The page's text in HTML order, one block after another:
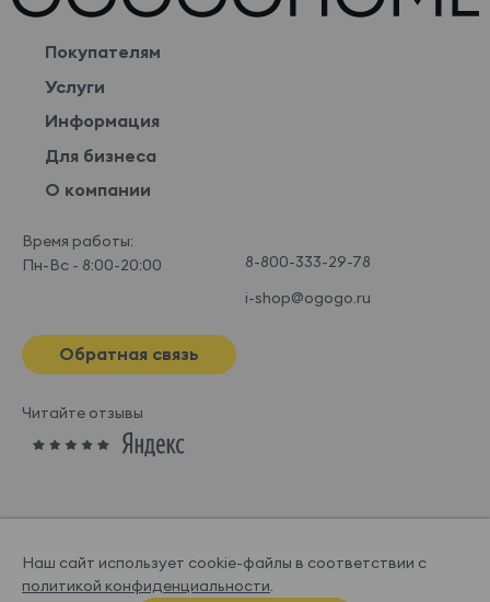
Покупателям
Услуги
Информация
Для бизнеса
О компании
Время работы:
Пн-Вс - 8:00-20:00
8-800-333-29-78
i-shop@ogogo.ru
Обратная связь
Читайте отзывы
© OGOGOHOME, 2026
Наш сайт использует cookie-файлы в соответствии с
политикой конфиденциальности.